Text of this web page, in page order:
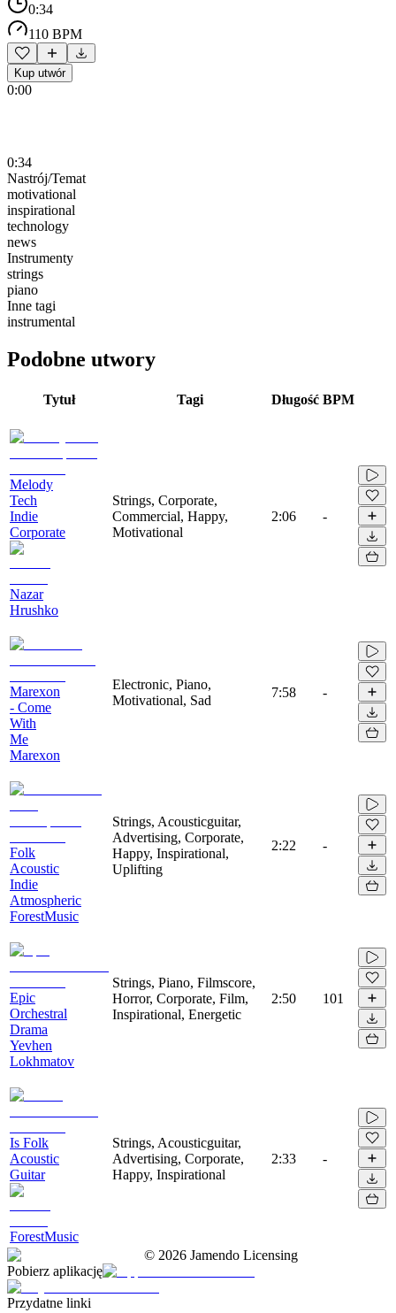
0:34
110 BPM
Kup utwór
0:00
0:34
Nastrój/Temat
motivational
inspirational
technology
news
Instrumenty
strings
piano
Inne tagi
instrumental
Podobne utwory
Tytuł Tagi Długość BPM
Melody
Tech
Indie
Corporate
Nazar
Hrushko
Strings, Corporate,
Commercial, Happy,
Motivational
2:06 -
Marexon
- Come
With
Me
Marexon
Electronic, Piano,
Motivational, Sad
7:58 -
Folk
Acoustic
Indie
Atmospheric
ForestMusic
Strings, Acousticguitar,
Advertising, Corporate,
Happy, Inspirational,
Uplifting
2:22 -
Epic
Orchestral
Drama
Yevhen
Lokhmatov
Strings, Piano, Filmscore,
Horror, Corporate, Film,
Inspirational, Energetic
2:50 101
Is Folk
Acoustic
Guitar
ForestMusic
Strings, Acousticguitar,
Advertising, Corporate,
Happy, Inspirational
2:33 -
© 2026 Jamendo Licensing
Pobierz aplikację
Przydatne linki